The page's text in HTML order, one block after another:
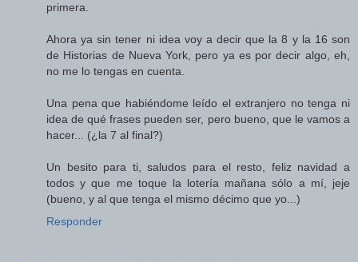
primera.
Ahora ya sin tener ni idea voy a decir que la 8 y la 16 son
de Historias de Nueva York, pero ya es por decir algo, eh,
no me lo tengas en cuenta.
Una pena que habiéndome leído el extranjero no tenga ni
idea de qué frases pueden ser, pero bueno, que le vamos a
hacer... (¿la 7 al final?)
Un besito para ti, saludos para el resto, feliz navidad a
todos y que me toque la lotería mañana sólo a mí, jeje
(bueno, y al que tenga el mismo décimo que yo...)
Responder